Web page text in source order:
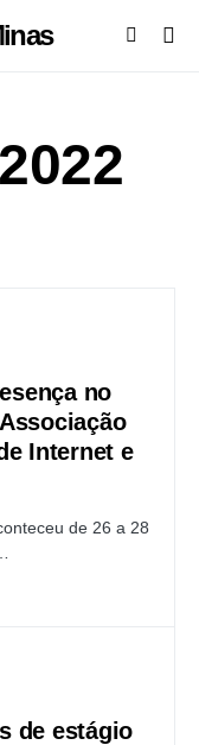
no
Internet e
de 26 a 28
de estágio